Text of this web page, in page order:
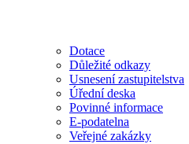
Dotace
Důležité odkazy
Usnesení zastupitelstva
Úřední deska
Povinné informace
E-podatelna
Veřejné zakázky